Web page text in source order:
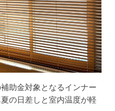
助金対象となるインナー
の日差しと室内温度が軽